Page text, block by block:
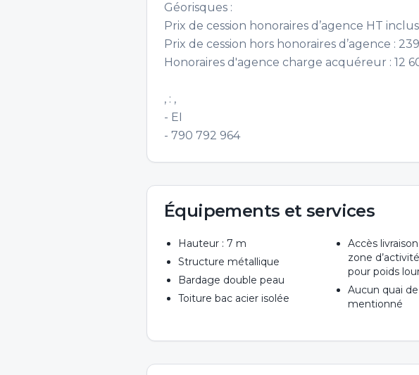
Géorisques :
Prix de cession honoraires d’agence HT
Prix de cession hors honoraires d’agence :
Honoraires d'agence charge acquéreur : 12
, : ,
- EI
- 790 792 964
Équipements et services
Hauteur : 7 m
Structure métallique
Bardage double peau
Toiture bac acier isolée
Accès
zone
pour poids
Aucun quai
mentionné